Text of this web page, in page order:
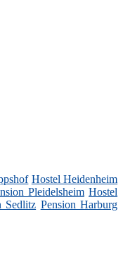
Hostel Heidenheim
Pleidelsheim Hostel
Sedlitz Pension Harburg